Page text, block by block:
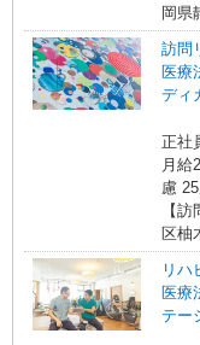
宅手当3万円 30歳
トを
円 月
万
コー
1460
職手
岡県
訪問
医療
ディ
正社
月給
慮 25歳／月収28万4700円 年収376万円 月給22万
宅手当3万円 30歳
トを
円
万
コー
【
区柚
リハ
医療
テー